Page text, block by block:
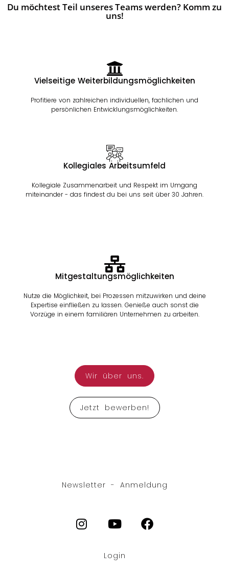
Du möchtest Teil unseres Teams werden? Komm zu
uns!
Vielseitige Weiterbildungsmöglichkeiten
Profitiere von zahlreichen individuellen, fachlichen und
persönlichen Entwicklungsmöglichkeiten.
Kollegiales Arbeitsumfeld
Kollegiale Zusammenarbeit und Respekt im Umgang
miteinander - das findest du bei uns seit über 30 Jahren.
Mitgestaltungsmöglichkeiten
Nutze die Möglichkeit, bei Prozessen mitzuwirken und deine
Expertise einfließen zu lassen. Genieße auch sonst die
Vorzüge in einem familiären Unternehmen zu arbeiten.
Wir über uns.
Jetzt bewerben!
Newsletter - Anmeldung
Login